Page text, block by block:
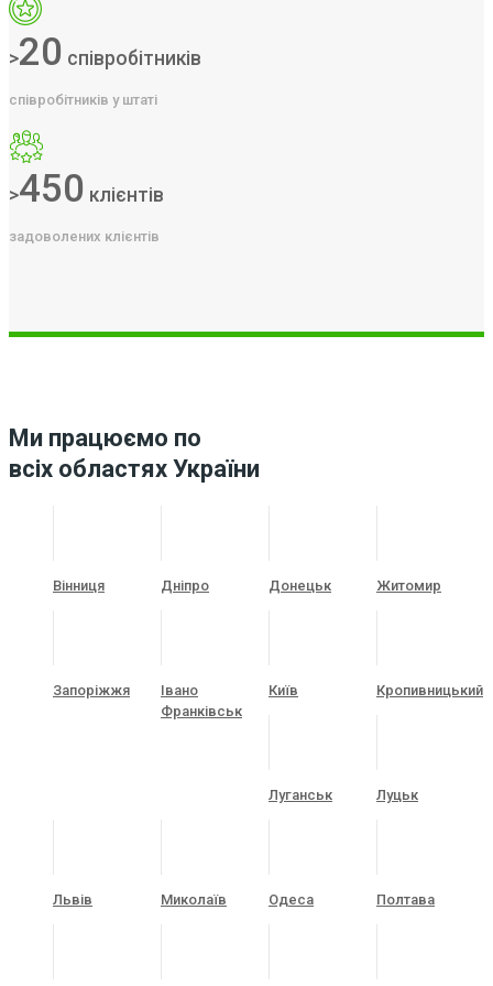
>20 співробітників
співробітників у штаті
>450 клієнтів
задоволених клієнтів
Ми працюємо по
всіх областях України
Вінниця Дніпро Донецьк Житомир
Запоріжжя
Івано
Франківськ
Київ Кропивницький
Луганськ Луцьк
Львів Миколаїв Одеса Полтава